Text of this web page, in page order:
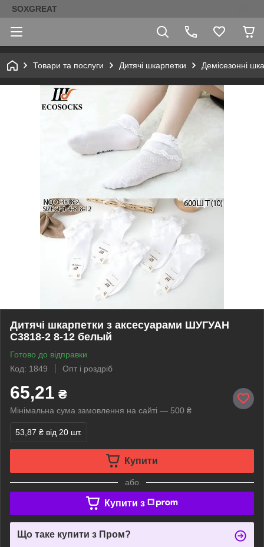
SOXGREAT
Товари та послуги Дитячі шкарпетки Демісезонні
Дитячі шкарпетки з аксесуарами ШУГУАН
С3818-2 8-12 белый
Готово до відправки
Код: 1849
Опт і роздріб
65,21 ₴
Мінімальна сума замовлення на сайті — 500 ₴
53,87 ₴ від 20 шт.
Купити
або
Купити з
Що таке купити з Пром?